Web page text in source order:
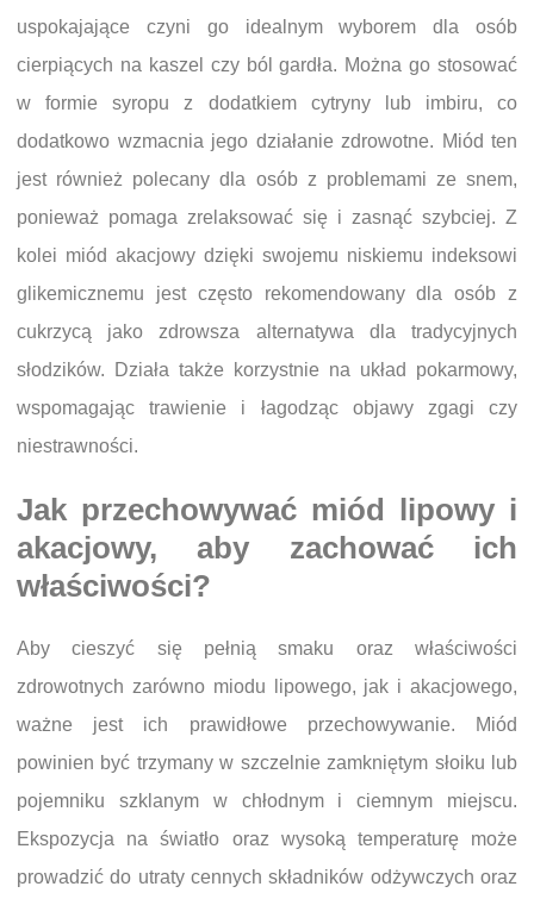
uspokajające czyni go idealnym wyborem dla osób
cierpiących na kaszel czy ból gardła. Można go stosować
w formie syropu z dodatkiem cytryny lub imbiru, co
dodatkowo wzmacnia jego działanie zdrowotne. Miód ten
jest również polecany dla osób z problemami ze snem,
ponieważ pomaga zrelaksować się i zasnąć szybciej. Z
kolei miód akacjowy dzięki swojemu niskiemu indeksowi
glikemicznemu jest często rekomendowany dla osób z
cukrzycą jako zdrowsza alternatywa dla tradycyjnych
słodzików. Działa także korzystnie na układ pokarmowy,
wspomagając trawienie i łagodząc objawy zgagi czy
niestrawności.
Jak przechowywać miód lipowy i
akacjowy, aby zachować ich
właściwości?
Aby cieszyć się pełnią smaku oraz właściwości
zdrowotnych zarówno miodu lipowego, jak i akacjowego,
ważne jest ich prawidłowe przechowywanie. Miód
powinien być trzymany w szczelnie zamkniętym słoiku lub
pojemniku szklanym w chłodnym i ciemnym miejscu.
Ekspozycja na światło oraz wysoką temperaturę może
prowadzić do utraty cennych składników odżywczych oraz